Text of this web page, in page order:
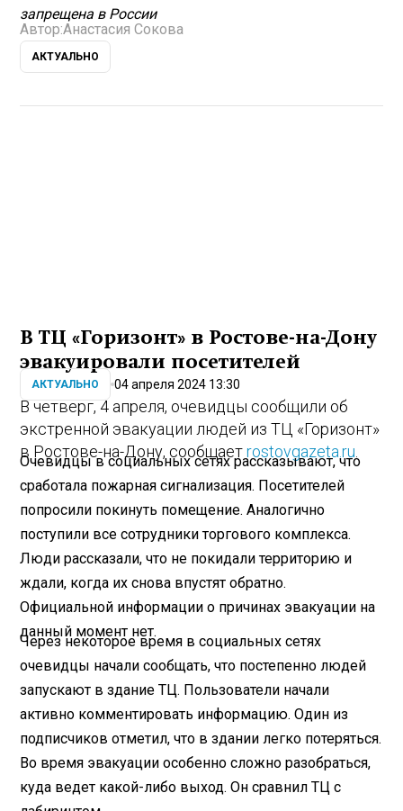
запрещена в России
Автор:Анастасия Сокова
АКТУАЛЬНО
В ТЦ «Горизонт» в Ростове-на-Дону
эвакуировали посетителей
АКТУАЛЬНО 04 апреля 2024 13:30
В четверг, 4 апреля, очевидцы сообщили об
экстренной эвакуации людей из ТЦ «Горизонт»
в Ростове-на-Дону, сообщаетrostovgazeta.ru
Очевидцы в социальных сетях рассказывают, что
сработала пожарная сигнализация. Посетителей
попросили покинуть помещение. Аналогично
поступили все сотрудники торгового комплекса.
Люди рассказали, что не покидали территорию и
ждали, когда их снова впустят обратно.
Официальной информации о причинах эвакуации на
данный момент нет.
Через некоторое время в социальных сетях
очевидцы начали сообщать, что постепенно людей
запускают в здание ТЦ. Пользователи начали
активно комментировать информацию. Один из
подписчиков отметил, что в здании легко потеряться.
Во время эвакуации особенно сложно разобраться,
куда ведет какой-либо выход. Он сравнил ТЦ с